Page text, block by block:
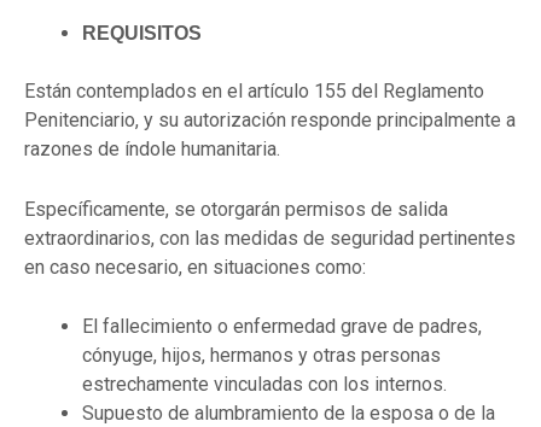
REQUISITOS
Están contemplados en el artículo 155 del Reglamento
Penitenciario, y su autorización responde principalmente a
razones de índole humanitaria.
Específicamente, se otorgarán permisos de salida
extraordinarios, con las medidas de seguridad pertinentes
en caso necesario, en situaciones como:
El fallecimiento o enfermedad grave de padres,
cónyuge, hijos, hermanos y otras personas
estrechamente vinculadas con los internos.
Supuesto de alumbramiento de la esposa o de la